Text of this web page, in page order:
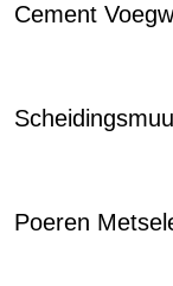
Cement
Poeren